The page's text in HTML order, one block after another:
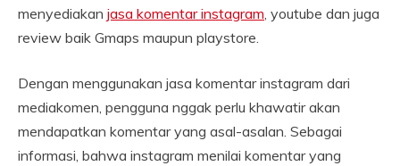
menyediakan jasa komentar instagram, youtube dan juga
review baik Gmaps maupun playstore.
Dengan menggunakan jasa komentar instagram dari
mediakomen, pengguna nggak perlu khawatir akan
mendapatkan komentar yang asal-asalan. Sebagai
informasi, bahwa instagram menilai komentar yang